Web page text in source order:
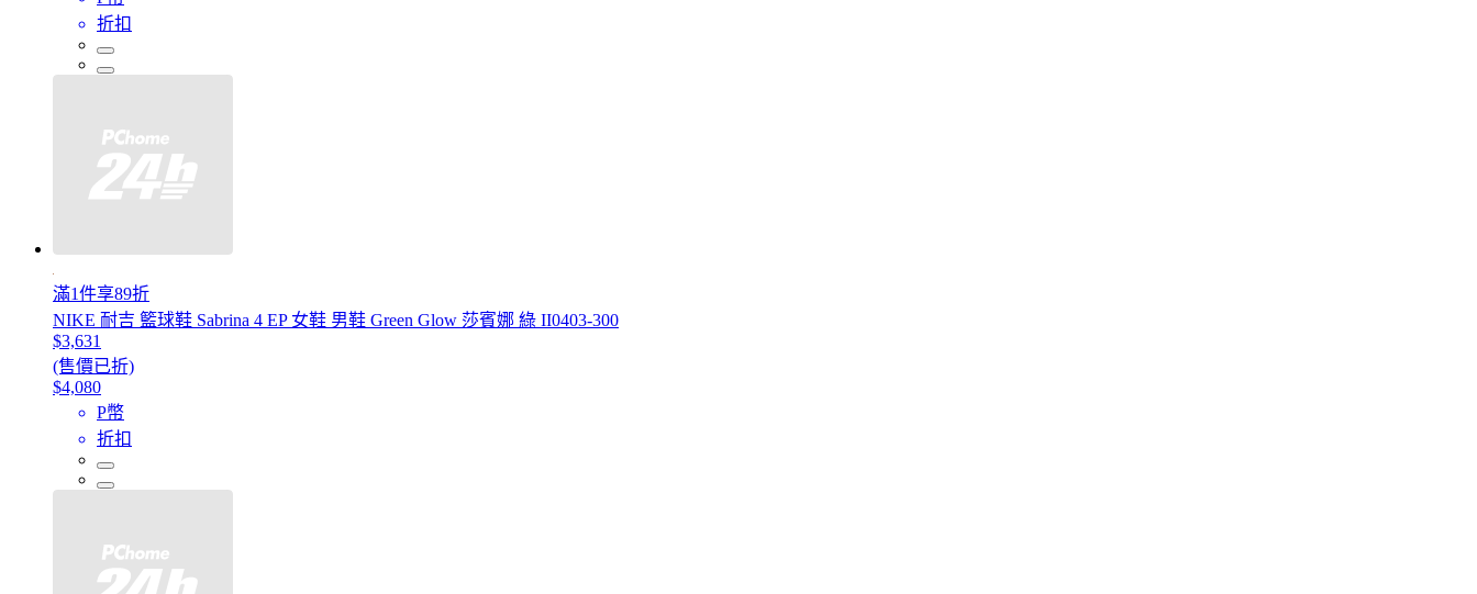
折扣
滿1件享89折
NIKE 耐吉 籃球鞋 Sabrina 4 EP 女鞋 男鞋 Green Glow 莎賓娜 綠 II0403-300
$3,631
(售價已折)
$4,080
P幣
折扣